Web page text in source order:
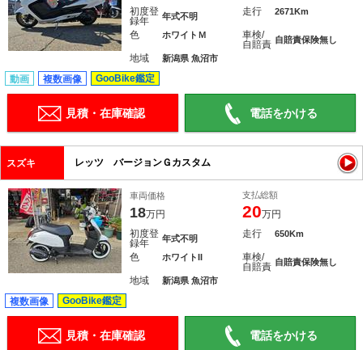
初度登
録年
年式不明 走行 2671Km
色 ホワイトＭ
車検/
自賠責 自賠責保険無し
地域 新潟県 魚沼市
動画 複数画像 GooBike鑑定
見積・在庫確認 電話をかける
スズキ レッツ バージョンＧカスタム
車両価格
18万円
支払総額
20万円
初度登
録年
年式不明 走行 650Km
色 ホワイトII
車検/
自賠責 自賠責保険無し
地域 新潟県 魚沼市
複数画像 GooBike鑑定
見積・在庫確認 電話をかける